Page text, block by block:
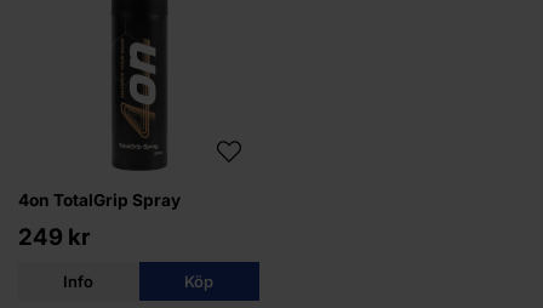
4on TotalGrip Spray
249 kr
Info Köp